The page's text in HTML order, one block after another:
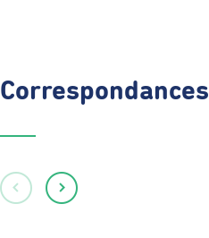
Correspondances